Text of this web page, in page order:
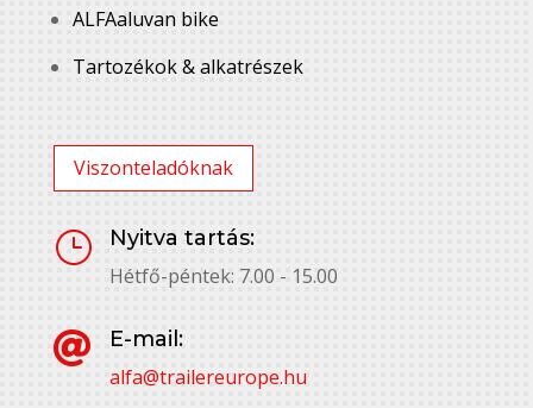
ALFAaluvan bike
Tartozékok & alkatrészek
Viszonteladóknak
}
Nyitva tartás:
Hétfő-péntek: 7.00 - 15.00

E-mail:
alfa@trailereurope.hu